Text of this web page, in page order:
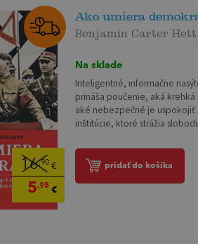
16,90 €
5,95 €
Ako umiera
Benjamin Carter Hett
Na sklade
Inteligentné, informačne
prináša poučenie, aká
aké nebezpečné je uspokojiť
inštitúcie, ktoré strážia
pridať do košíka